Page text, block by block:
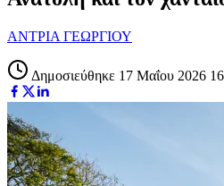
ΑΝΤΡΙΑ ΓΕΩΡΓΙΟΥ
Δημοσιεύθηκε 17 Μαΐου 2026